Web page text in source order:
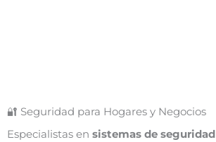
🔐 Seguridad para Hogares y Negocios
Especialistas en sistemas de seguridad